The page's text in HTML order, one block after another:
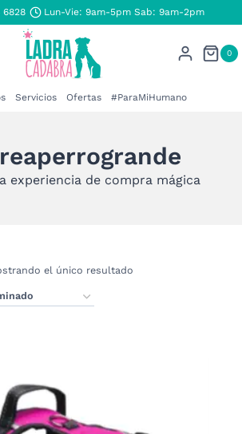
6828 Lun-Vie: 9am-5pm Sab: 9am-2pm
0
Servicios Ofertas #ParaMiHumano
experiencia de compra mágica
el único resultado